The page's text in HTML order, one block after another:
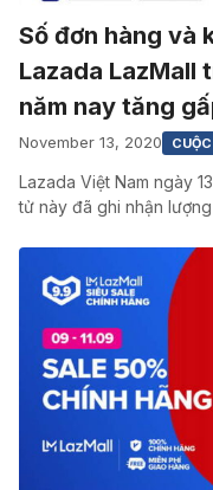
Số đơn hàng và
Lazada LazMall
năm nay tăng
November 13, 2020
Lazada Việt Nam ngày
tử này đã ghi nhận